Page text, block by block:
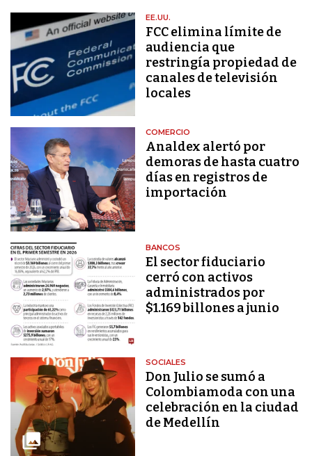
EE.UU.
FCC elimina límite de
audiencia que
restringía propiedad de
canales de televisión
locales
COMERCIO
Analdex alertó por
demoras de hasta cuatro
días en registros de
importación
BANCOS
El sector fiduciario
cerró con activos
administrados por
$1.169 billones a junio
SOCIALES
Don Julio se sumó a
Colombiamoda con una
celebración en la ciudad
de Medellín